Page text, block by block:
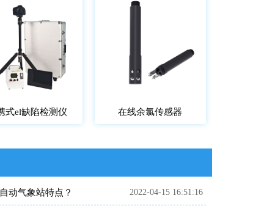
式el缺陷检测仪 在线余氯传感器
动气象站特点？ 2022-04-15 16:51:16